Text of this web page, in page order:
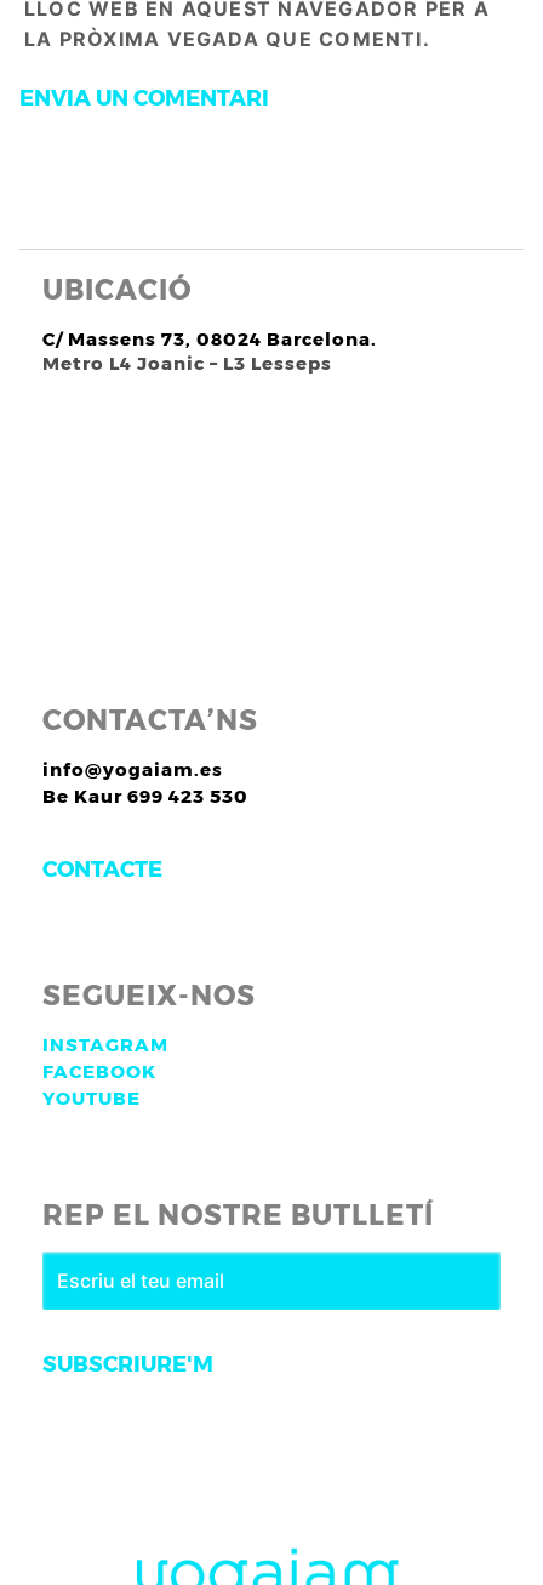
LLOC WEB EN AQUEST NAVEGADOR PER A
LA PRÒXIMA VEGADA QUE COMENTI.
UBICACIÓ
C/ Massens 73, 08024 Barcelona.
Metro L4 Joanic – L3 Lesseps
CONTACTA’NS
info@yogaiam.es
Be Kaur 699 423 530
CONTACTE
SEGUEIX-NOS
INSTAGRAM
FACEBOOK
YOUTUBE
REP EL NOSTRE BUTLLETÍ
SUBSCRIURE'M